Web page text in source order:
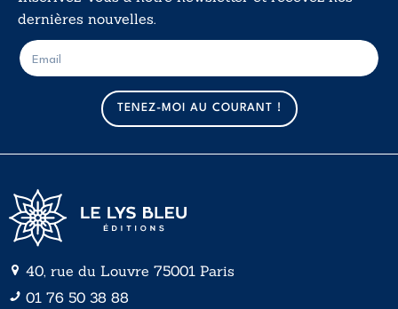
dernières nouvelles.
m
a
i
l
E
-
m
TENEZ-MOI AU COURANT !
40, rue du Louvre 75001 Paris
01 76 50 38 88